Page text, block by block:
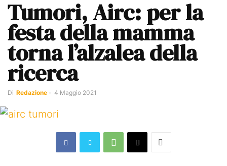
Tumori, Airc: per la
festa della mamma
torna l’alzalea della
ricerca
Di Redazione - 4 Maggio 2021